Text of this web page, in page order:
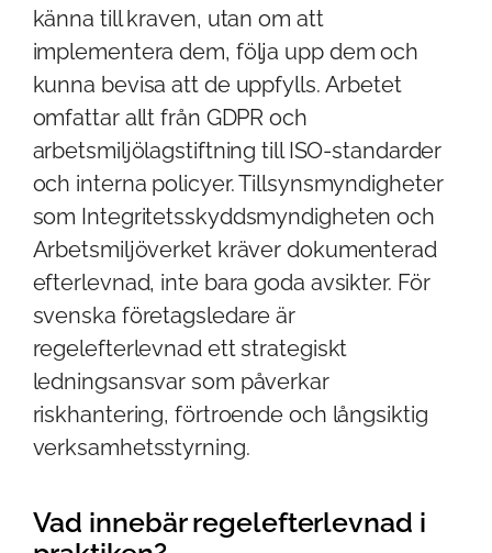
känna till kraven, utan om att
implementera dem, följa upp dem och
kunna bevisa att de uppfylls. Arbetet
omfattar allt från GDPR och
arbetsmiljölagstiftning till ISO-standarder
och interna policyer. Tillsynsmyndigheter
som Integritetsskyddsmyndigheten och
Arbetsmiljöverket kräver dokumenterad
efterlevnad, inte bara goda avsikter. För
svenska företagsledare är
regelefterlevnad ett strategiskt
ledningsansvar som påverkar
riskhantering, förtroende och långsiktig
verksamhetsstyrning.
Vad innebär regelefterlevnad i